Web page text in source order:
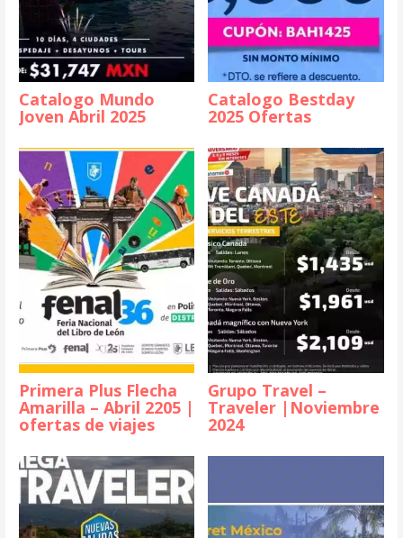
Catalogo Mundo
Joven Abril 2025
Catalogo Bestday
2025 Ofertas
Primera Plus Flecha
Amarilla – Abril 2205 |
ofertas de viajes
Grupo Travel –
Traveler |Noviembre
2024